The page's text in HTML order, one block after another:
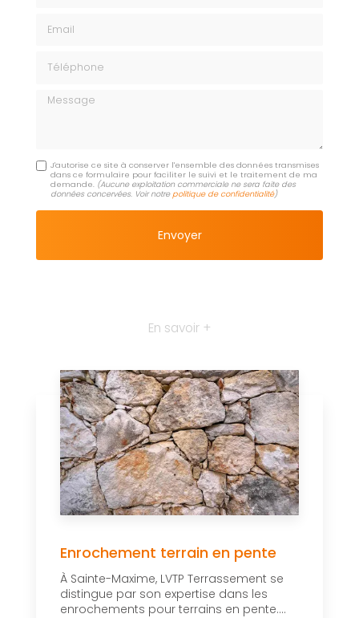
Message
J'autorise ce site à conserver l'ensemble des données transmises
dans ce formulaire pour faciliter le suivi et le traitement de ma
demande. (Aucune exploitation commerciale ne sera faite des
données concervées. Voir notre politique de confidentialité)
En savoir +
Enrochement terrain en pente
À Sainte-Maxime, LVTP Terrassement se
distingue par son expertise dans les
enrochements pour terrains en pente....